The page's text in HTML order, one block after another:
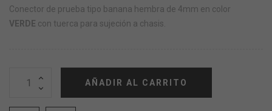
Conector de prueba tipo banana hembra de 4mm en color
VERDE con tuerca para sujeción a chasis.
AÑADIR AL CARRITO